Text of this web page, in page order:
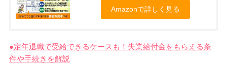
Amazonで詳しく見る
●定年退職で受給できるケースも！失業給付金をもらえる条
件や手続きを解説